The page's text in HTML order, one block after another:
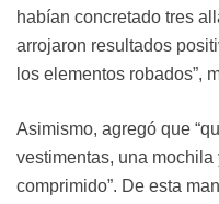
habían concretado tres
arrojaron resultados
los elementos robados”,
Asimismo, agregó que
vestimentas, una
comprimido”. De esta